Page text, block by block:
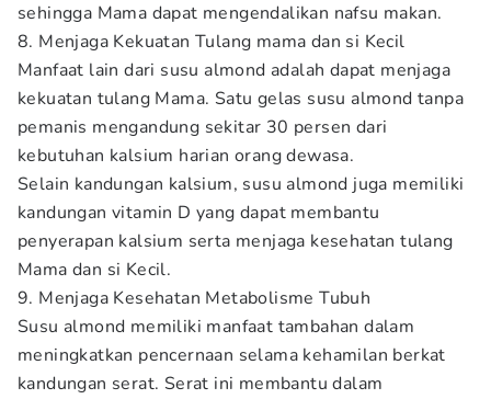
sehingga Mama dapat mengendalikan nafsu makan.
8. Menjaga Kekuatan Tulang mama dan si Kecil
Manfaat lain dari susu almond adalah dapat menjaga
kekuatan tulang Mama. Satu gelas susu almond tanpa
pemanis mengandung sekitar 30 persen dari
kebutuhan kalsium harian orang dewasa.
Selain kandungan kalsium, susu almond juga memiliki
kandungan vitamin D yang dapat membantu
penyerapan kalsium serta menjaga kesehatan tulang
Mama dan si Kecil.
9. Menjaga Kesehatan Metabolisme Tubuh
Susu almond memiliki manfaat tambahan dalam
meningkatkan pencernaan selama kehamilan berkat
kandungan serat. Serat ini membantu dalam